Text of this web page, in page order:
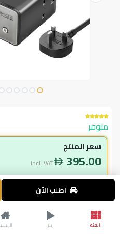
متوفر
سعر المنتج
395.00
incl. VAT
لاعضاء ال vip
355.50
incl. VAT
اطلب الآن
الفئة ريلز